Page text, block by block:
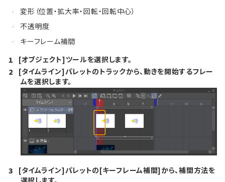
· 変形（位置・拡大率・回転・回転中心）
· 不透明度
·
キーフレーム補間
1
[オブジェクト]ツールを選択します。
2
[タイムライン]パレットのトラックから、動きを開始するフレー
ムを選択します。
3
[タイムライン]パレットの[キーフレーム補間]から、補間方法を